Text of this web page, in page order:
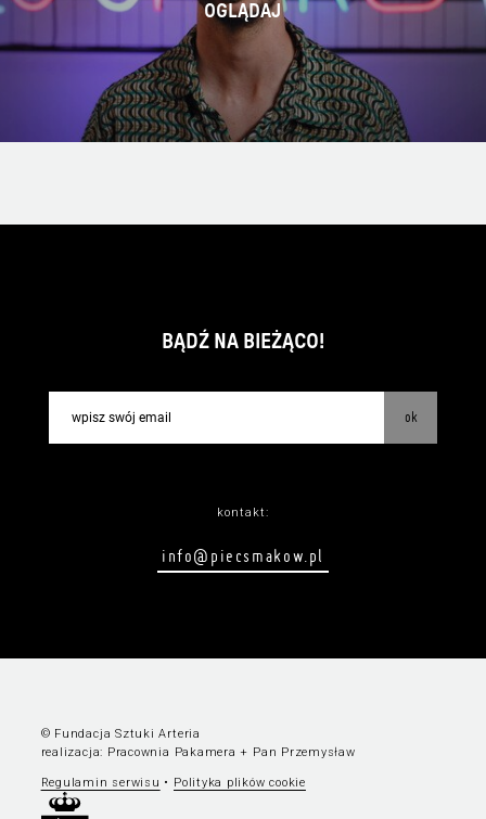
OGLĄDAJ
BĄDŹ NA BIEŻĄCO!
ok
kontakt:
info@piecsmakow.pl
© Fundacja Sztuki Arteria
realizacja: Pracownia Pakamera + Pan Przemysław
Regulamin serwisu • Polityka plików cookie